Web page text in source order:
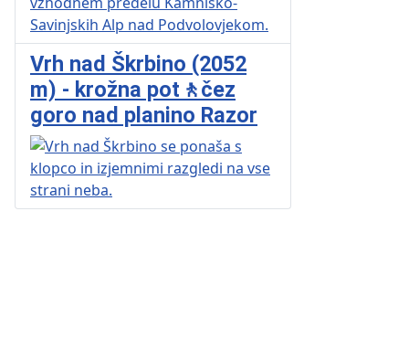
Vrh nad Škrbino (2052
m) - krožna pot🚶čez
goro nad planino Razor